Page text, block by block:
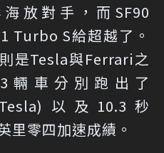
放對手，而SF90
Turbo S給超越了。
是Tesla與Ferrari之
輛車分別跑出了
以及10.3秒
零四加速成績。